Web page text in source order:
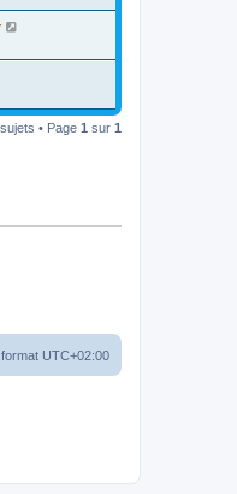
• Page 1 sur 1
UTC+02:00